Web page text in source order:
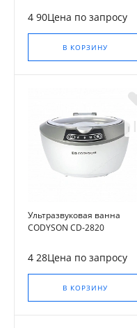
4 90Цена по запросу
В КОРЗИНУ
Ультразвуковая ванна
CODYSON CD-2820
4 28Цена по запросу
В КОРЗИНУ